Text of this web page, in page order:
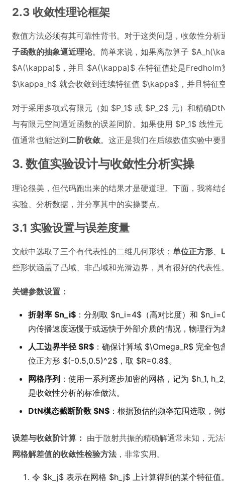
2.3 收敛性理论框架
数值方法必须有其可靠性背书。对于这类问题，收敛性分
子函数的抽象逼近理论。简单来说，如果离散算子
$A(\kappa)$，并且 $A(\kappa)$ 在特征值处是Fredholm
$\kappa_h$ 就会收敛到连续特征值 $\kappa$，并且特征
对于采用多项式有限元（如 $P_1$ 或 $P_2$ 元）和精确
与有限元空间逼近函数的误差同阶。如果使用 $P_1$ 线性
值通常也能达到二阶收敛。这正是我们在后续数值实验中要
3. 数值实验设计与收敛性分析实操
理论很美，但代码跑出来的结果才是硬道理。下面，我将
实验、分析数据，并分享其中的实操要点。
3.1 实验设置与误差度量
文献中选取了三个有代表性的二维几何形状： 单位正方形、
些形状涵盖了凸域、非凸域和光滑边界，具有很好的代表性
关键参数设置：
折射率 $n_i$ ：分别取 $n_i=4$（高对比度）和
内传播速度远慢于或远快于外部介质的情况，物理行为
人工边界半径 $R$ ：确保计算域 $\Omega_R$ 完全
位正方形 $(-0.5,0.5)^2$，取 $R=0.8$。
网格序列 ：使用一系列逐步加密的网格，记为 $h_1,
是收敛性分析的标准做法。
DtN模态截断阶数 $N$ ：根据预估的频率范围选取，
误差与收敛阶计算： 由于散射共振的精确解通常未知，无
网格解差值的收敛性检验方法 ，非常实用。
令 $k_j$ 表示在网格 $h_j$ 上计算得到的某个特征值